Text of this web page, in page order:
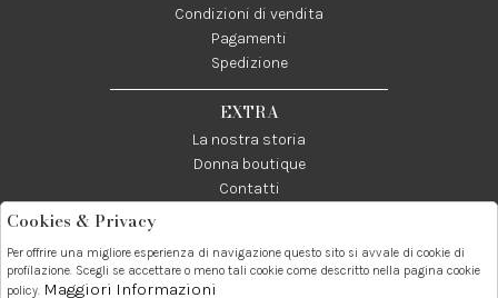
Condizioni di vendita
Pagamenti
Spedizione
EXTRA
La nostra storia
Donna boutique
Contatti
Telefono:
089237858
Whatsapp:
3338855601
Contatti:
info@donna1981.it
Cookies & Privacy
Per offrire una migliore esperienza di navigazione questo sito si avvale di cookie di
profilazione. Scegli se accettare o meno tali cookie come descritto nella pagina cookie
policy. Maggiori Informazioni